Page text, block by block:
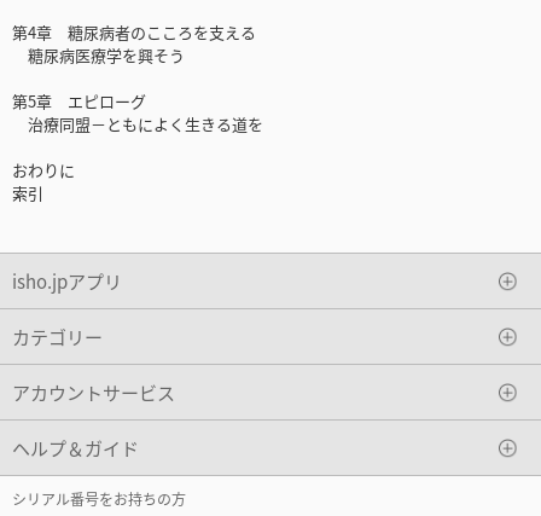
第4章 糖尿病者のこころを支える
糖尿病医療学を興そう
第5章 エピローグ
治療同盟－ともによく生きる道を
おわりに
索引
isho.jpアプリ
カテゴリー
アカウントサービス
ヘルプ＆ガイド
シリアル番号をお持ちの方